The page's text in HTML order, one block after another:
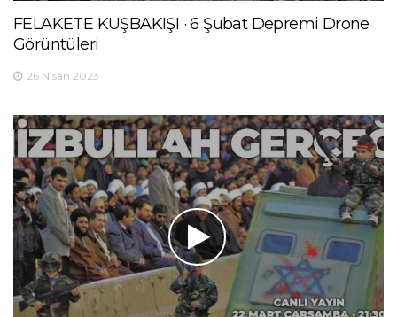
FELAKETE KUŞBAKIŞI · 6 Şubat Depremi Drone
Görüntüleri
26 Nisan 2023